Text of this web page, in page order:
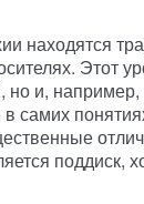
находятся
Этот
но и,
в самих
поддиск,